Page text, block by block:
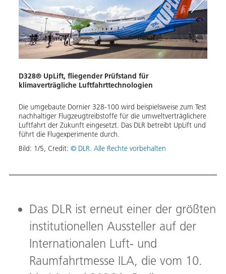
D328® UpLift, fliegender Prüfstand für
klimaverträgliche Luftfahrttechnologien
Die umgebaute Dornier 328-100 wird beispielsweise zum Test
nachhaltiger Flugzeugtreibstoffe für die umweltverträglichere
Luftfahrt der Zukunft eingesetzt. Das DLR betreibt UpLift und
führt die Flugexperimente durch.
Bild: 1/5, Credit: © DLR. Alle Rechte vorbehalten
Das DLR ist erneut einer der größten
institutionellen Aussteller auf der
Internationalen Luft- und
Raumfahrtmesse ILA, die vom 10.